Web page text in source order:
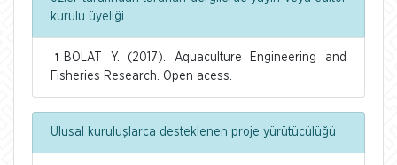
kurulu üyeliği
1
BOLAT Y. (2017). Aquaculture Engineering and
Fisheries Research. Open acess.
Ulusal kuruluşlarca desteklenen proje yürütücülüğü